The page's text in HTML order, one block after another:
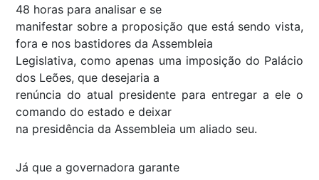
48 horas para analisar e se
manifestar sobre a proposição que está sendo vista,
fora e nos bastidores da Assembleia
Legislativa, como apenas uma imposição do Palácio
dos Leões, que desejaria a
renúncia do atual presidente para entregar a ele o
comando do estado e deixar
na presidência da Assembleia um aliado seu.
Já que a governadora garante